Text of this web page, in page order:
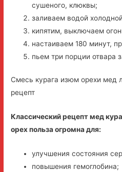
сушеного, клюквы;
заливаем водой
кипятим, выключаем
настаиваем 180 минут,
пьем три порции отвара
Смесь курага изюм орехи мед
рецепт
Классический рецепт мед
орех польза огромна для:
улучшения состояния
повышения гемоглобина;